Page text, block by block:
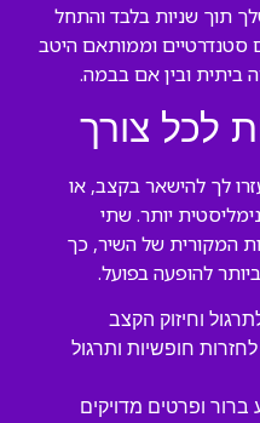
תוך שניות בלבד והתחל
סטנדרטיים וממותאם היטב
ביתית ובין אם בבמה.
לכל צורך
לך להישאר בקצב, או
יותר. שתי
המקורית של השיר, כך
להופעה בפועל.
וחיזוק הקצב
חופשיות ותרגול
ופרטים מדויקים